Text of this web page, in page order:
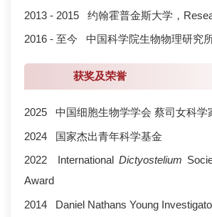
2013 - 2015 约翰霍普金斯大学，
2016 - 至今 中国科学院生物物理研究
获奖及荣誉
2025 中国细胞生物学学会 蔡司女科学
2024 国家杰出青年科学基金
2022 International Dictyostelium
Award
2014 Daniel Nathans Young